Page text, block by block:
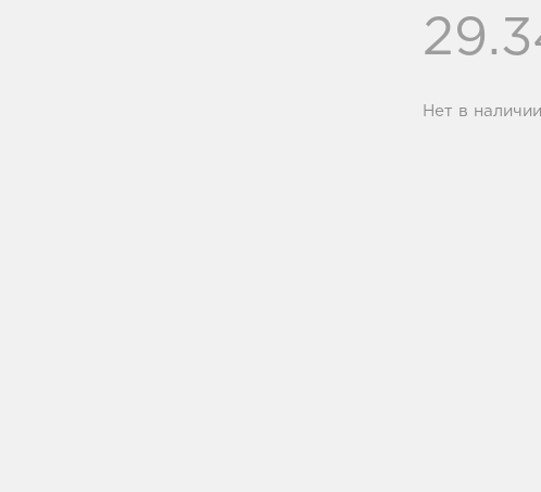
Нет в наличии